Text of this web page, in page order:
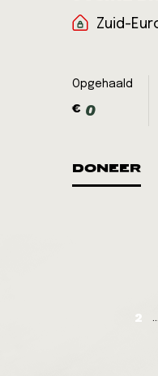
Zuid-
Opgehaald
€ 0
DONEER
2 ...